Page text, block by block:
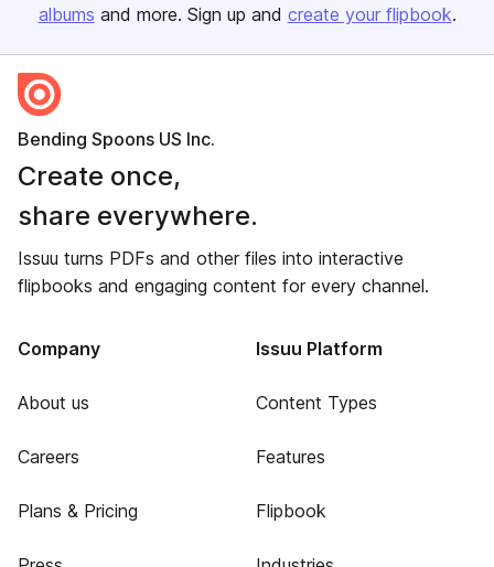
albums and more. Sign up and create your flipbook.
Bending Spoons US Inc.
Create once,
share everywhere.
Issuu turns PDFs and other files into interactive
flipbooks and engaging content for every channel.
Company
About us
Careers
Plans & Pricing
Issuu Platform
Content Types
Features
Flipbook